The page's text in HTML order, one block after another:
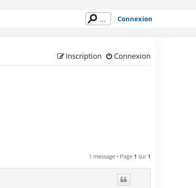
Connexion
Connexion
Inscription
1 message • Page 1 sur 1